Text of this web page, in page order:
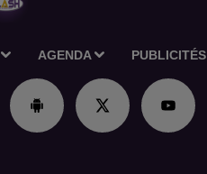
AGENDA PUBLICITÉS